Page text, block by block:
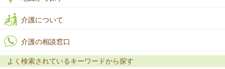
介護について
介護の相談窓口
よく検索されているキーワードから探す